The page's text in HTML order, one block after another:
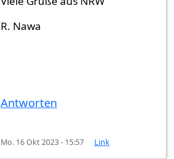
R. Nawa
Antworten
Mo. 16 Okt 2023 - 15:57 Link